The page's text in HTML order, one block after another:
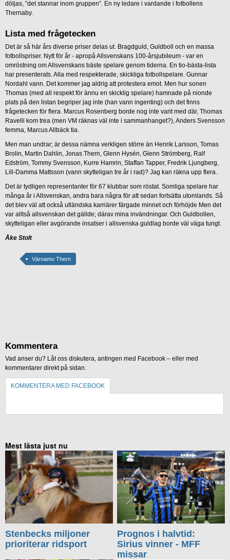
döljas, ”det stannar inom gruppen”. En ny ledare i vardande i fotbollens
Thernaby.
Lista med frågetecken
Det är så här års diverse priser delas ut. Bragdguld, Guldboll och en massa
fotbollspriser. Nytt för år - apropå Allsvenskans 100-årsjubileum - var en
omröstning om Allsvenskans bäste spelare genom tiderna. En tio-bästa-lista
har presenterats. Alla med respekterade, skickliga fotbollspelare. Gunnar
Nordahl vann. Det kommer jag aldrig att protestera emot. Men hur sonen
Thomas (med all respekt för ännu en skicklig spelare) hamnade på nionde
plats på den listan begriper jag inte (han vann ingenting) och det finns
frågetecken för flera. Marcus Rosenberg borde nog inte varit med där, Thomas
Ravelli kom trea (men VM räknas väl inte i sammanhanget?), Anders Svensson
femma, Marcus Allbäck tia.
Men man undrar; är dessa nämna verkligen större än Henrik Larsson, Tomas
Brolin, Martin Dahlin, Jonas Thern, Glenn Hysén, Glenn Strömberg, Ralf
Edström, Tommy Svensson, Kurre Hamrin, Staffan Tapper, Fredrik Ljungberg,
Lill-Damma Mattsson (vann skytteligan tre år i rad)? Jag kan räkna upp flera.
Det är tydligen representanter för 67 klubbar som röstat. Somliga spelare har
många år i Allsvenskan, andra bara några för att sedan fortsätta utomlands. Så
det blev väl att också utländska karriärer färgade minnet och förhöjde Men det
var alltså allsvenskan det gällde; därav mina invändningar. Och Guldbollen,
skytteligan eller avgörande insatser i allsvenska guldlag borde väl väga tungt.
Åke Stolt
Värnamo Thern
Kommentera
Vad anser du? Låt oss diskutera, antingen med Facebook – eller med
kommentarer direkt på sidan.
KOMMENTERA MED FACEBOOK
Mest lästa just nu
Stenbecks miljoner
prioriterar ridsport
Prognos i halvtid:
Sirius vinner - MFF
missar